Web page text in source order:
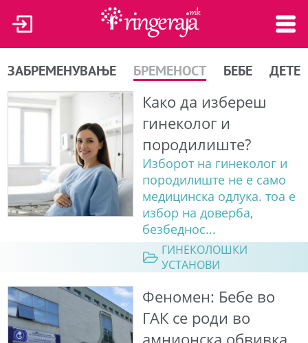
ЗАБРЕМЕНУВАЊЕ БРЕМЕНОСТ БЕБЕ ДЕТЕ
Како да избереш
гинеколог и
породилиште?
Изборот на гинеколог и
породилиште не е само
медицинска одлука. тоа е
избор на доверба,
безбеднос...
ГИНЕКОЛОШКИ
УСТАНОВИ
Феномен: Бебе во
ГАК се роди во